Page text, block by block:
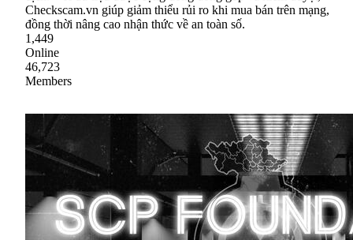
Checkscam.vn giúp giảm thiểu rủi ro khi mua bán trên mạng,
đồng thời nâng cao nhận thức về an toàn số.
1,449
Online
46,723
Members